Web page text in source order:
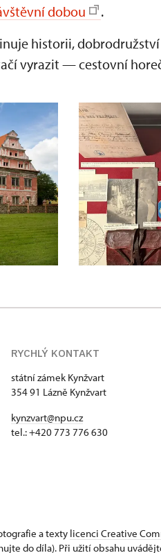
dobou
.
historii,
vyrazit — cestovní
RYCHLÝ KONTAKT
státní zámek Kynžvart
354 91 Lázně Kynžvart
kynzvart@npu.cz
tel.: +420 773 776 630
a texty licenci Creative
do díla). Při užití obsahu